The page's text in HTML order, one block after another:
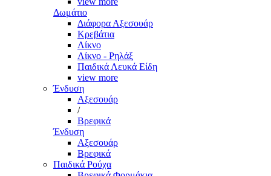
Δωμάτιο
Διάφορα Αξεσουάρ
Κρεβάτια
Λίκνο
Λίκνο - Ρηλάξ
Παιδικά Λευκά Είδη
view more
Ένδυση
Αξεσουάρ
/
Βρεφικά
Ένδυση
Αξεσουάρ
Βρεφικά
Παιδικά Ρούχα